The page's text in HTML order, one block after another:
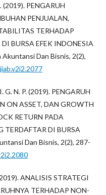
(2019). PENGARUH
PENJUALAN,
TERHADAP
BURSA EFEK INDONESIA
Dan Bisnis, 2(2),
G. N. P. (2019). PENGARUH
ON ASSET, DAN GROWTH
RETURN PADA
TERDAFTAR DI BURSA
Dan Bisnis, 2(2), 287-
ANALISIS STRATEGI
TERHADAP NON-